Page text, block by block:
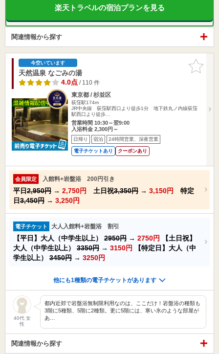
楽天トラベルの宿泊プランを見る
関連情報から探す
お気に入
りに追加
今空いています
天然温泉 なごみの湯
4.0点/ 110 件
東京都 / 杉並区
荻窪駅174m
JR中央線 荻窪駅西口より徒歩1分 地下鉄丸ノ内線荻窪
駅西口より徒歩…
営業時間 10:30～翌9:00
入浴料金 2,300円～
日帰り 宿泊 24時間営業、深夜営業
電子チケットあり クーポンあり
会員限定 入館料+岩盤浴 200円引き
平日2,950円 → 2,750円 土日祝3,350円 → 3,150円
特定
日3,450円 → 3,250円
電子チケット 大人入館料+岩盤浴 割引
【平日】大人（中学生以上） 2950円 → 2750円
【土日祝】
大人（中学生以上） 3350円 → 3150円
【特定日】大人（中
学生以上） 3450円 → 3250円
他にも1種類の電子チケットがあります
40代 女
性
都内近郊で岩盤浴無制限利用なのは、ここだけ！岩盤浴の種類も
3階に5種類、5階に2種類。更に5階には、寒い氷のような部屋が
あ…
関連情報から探す